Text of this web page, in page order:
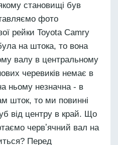
становищі був
фото
рейки Toyota Camry
на штока, то вона
валу в центральному
черевиків немає в
ньому незначна - в
шток, то ми повинні
від центру в край. Що
червʼячний вал на
Перед